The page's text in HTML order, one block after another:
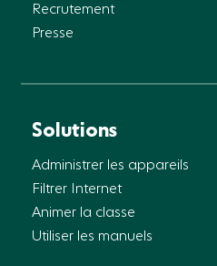
Recrutement
Presse
Solutions
Administrer les appareils
Filtrer Internet
Animer la classe
Utiliser les manuels